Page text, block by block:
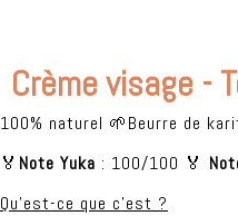
Crème visage -
100% naturel 🌱Beurre de
🏅 Note Yuka : 100/100 🏅
Qu'est-ce que c'est ?